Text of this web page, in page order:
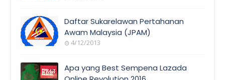
COVERAGE
AWAM
Daftar Sukarelawan Pertahanan
Awam Malaysia (JPAM)
4/12/2013
Apa yang Best Sempena Lazada